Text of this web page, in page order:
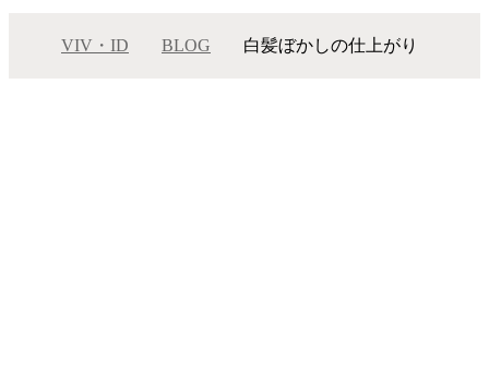
VIV・ID BLOG 白髪ぼかしの仕上がり